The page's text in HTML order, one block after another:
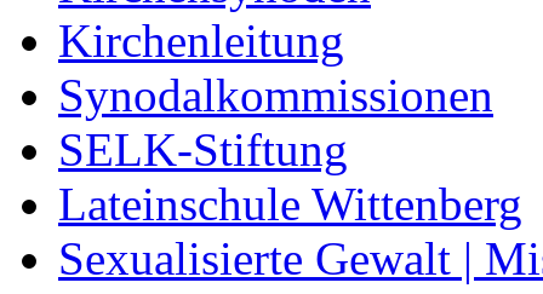
Kirchenleitung
Synodalkommissionen
SELK-Stiftung
Lateinschule Wittenberg
Sexualisierte Gewalt |